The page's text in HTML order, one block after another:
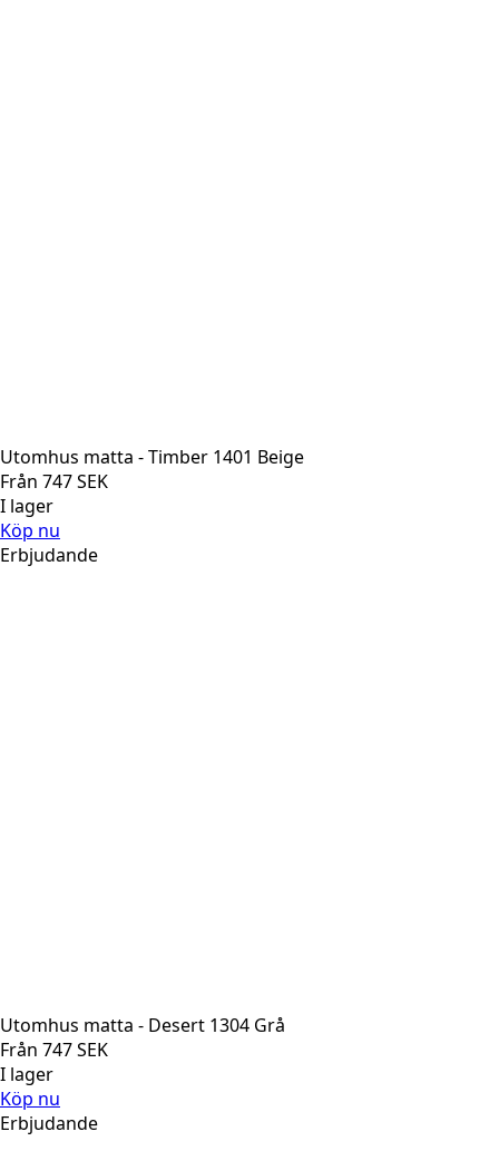
Utomhus matta - Timber 1401 Beige
Från 747SEK
I lager
Köp nu
Erbjudande
Utomhus matta - Desert 1304 Grå
Från 747SEK
I lager
Köp nu
Erbjudande